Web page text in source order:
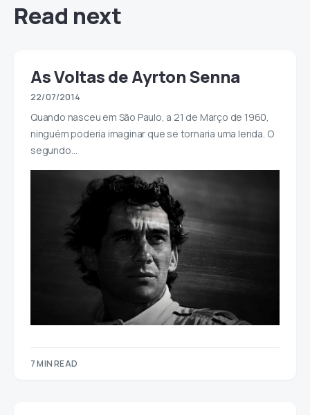
Read next
As Voltas de Ayrton Senna
22/07/2014
Quando nasceu em São Paulo, a 21 de Março de 1960,
ninguém poderia imaginar que se tornaria uma lenda. O
segundo…
7 MIN READ